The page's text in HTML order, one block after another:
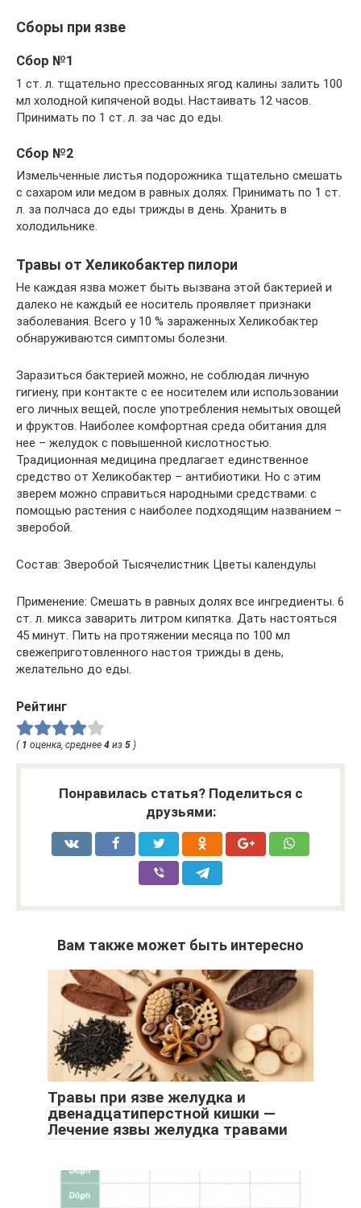
Сборы при язве
Сбор №1
1 ст. л. тщательно прессованных ягод калины залить 100
мл холодной кипяченой воды. Настаивать 12 часов.
Принимать по 1 ст. л. за час до еды.
Сбор №2
Измельченные листья подорожника тщательно смешать
с сахаром или медом в равных долях. Принимать по 1 ст.
л. за полчаса до еды трижды в день. Хранить в
холодильнике.
Травы от Хеликобактер пилори
Не каждая язва может быть вызвана этой бактерией и
далеко не каждый ее носитель проявляет признаки
заболевания. Всего у 10 % зараженных Хеликобактер
обнаруживаются симптомы болезни.
Заразиться бактерией можно, не соблюдая личную
гигиену, при контакте с ее носителем или использовании
его личных вещей, после употребления немытых овощей
и фруктов. Наиболее комфортная среда обитания для
нее – желудок с повышенной кислотностью.
Традиционная медицина предлагает единственное
средство от Хеликобактер – антибиотики. Но с этим
зверем можно справиться народными средствами: с
помощью растения с наиболее подходящим названием –
зверобой.
Состав: Зверобой Тысячелистник Цветы календулы
Применение: Смешать в равных долях все ингредиенты. 6
ст. л. микса заварить литром кипятка. Дать настояться
45 минут. Пить на протяжении месяца по 100 мл
свежеприготовленного настоя трижды в день,
желательно до еды.
Рейтинг
( 1 оценка, среднее 4 из 5 )
Понравилась статья? Поделиться с
друзьями:
Вам также может быть интересно
Травы при язве желудка и
двенадцатиперстной кишки —
Лечение язвы желудка травами